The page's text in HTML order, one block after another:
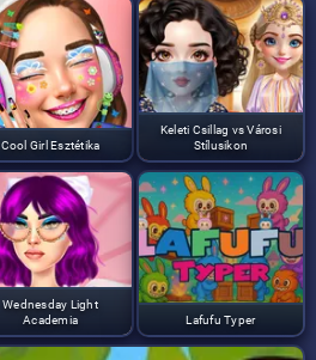
Cool Girl Esztétika
Keleti Csillag vs Városi
Stílusikon
Wednesday Light
Academia
Lafufu Typer